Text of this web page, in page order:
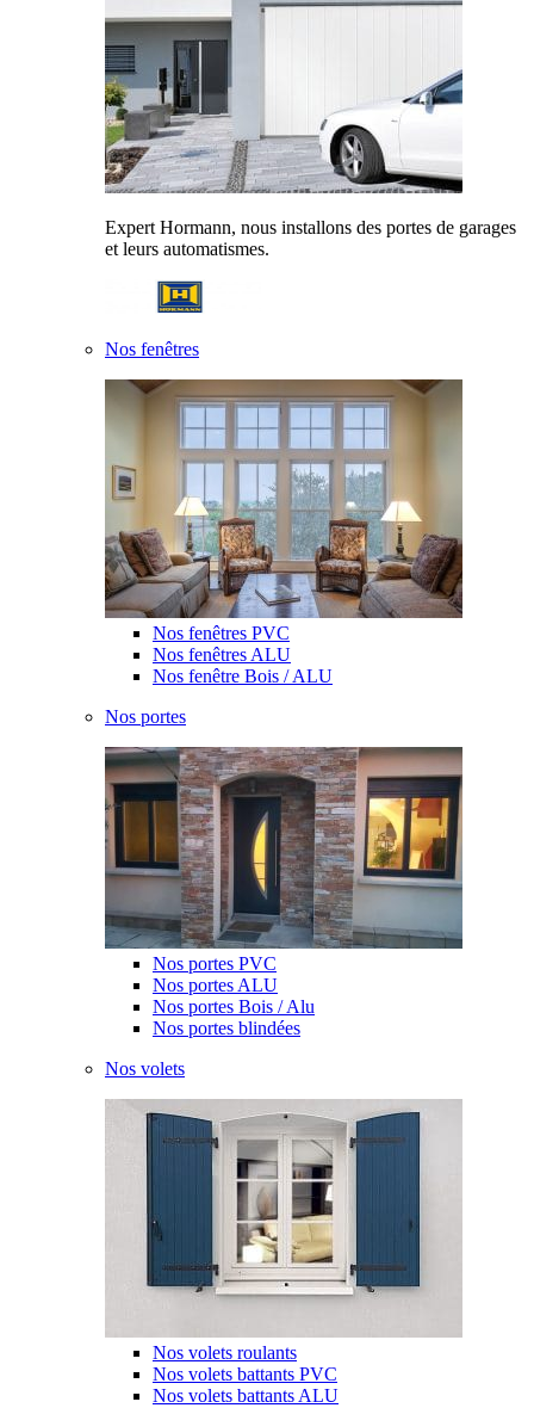
Expert Hormann, nous installons des portes de garages
et leurs automatismes.
Nos fenêtres
Nos fenêtres PVC
Nos fenêtres ALU
Nos fenêtre Bois / ALU
Nos portes
Nos portes PVC
Nos portes ALU
Nos portes Bois / Alu
Nos portes blindées
Nos volets
Nos volets roulants
Nos volets battants PVC
Nos volets battants ALU